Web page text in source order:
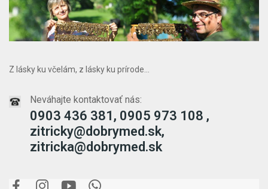
Z lásky ku včelám, z lásky ku prírode...
Neváhajte kontaktovať nás:
0903 436 381, 0905 973 108 ,
zitricky@dobrymed.sk,
zitricka@dobrymed.sk